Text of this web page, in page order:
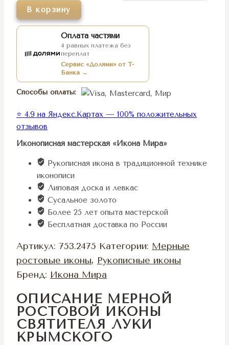
В корзину
Оплата частями
4 равных платежа без
переплат
Сервис «Долями» от Т-
Банка →
Способы оплаты:
⭐ 4.9 на Яндекс.Картах — 100% положительных
отзывов
Иконописная мастерская «Икона Мира»
Рукописная икона в традиционной технике
иконописи
Липовая доска и левкас
Сусальное золото
Более 25 лет опыта мастерской
Бесплатная доставка по России
Артикул: 753.2475 Категории: Мерные
ростовые иконы, Рукописные иконы
Бренд: Икона Мира
ОПИСАНИЕ МЕРНОЙ
РОСТОВОЙ ИКОНЫ
СВЯТИТЕЛЯ ЛУКИ
КРЫМСКОГО